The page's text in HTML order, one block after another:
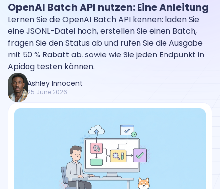
OpenAI Batch API nutzen: Eine Anleitung
Lernen Sie die OpenAI Batch API kennen: laden Sie
eine JSONL-Datei hoch, erstellen Sie einen Batch,
fragen Sie den Status ab und rufen Sie die Ausgabe
mit 50 % Rabatt ab, sowie wie Sie jeden Endpunkt in
Apidog testen können.
Ashley Innocent
25 June 2026